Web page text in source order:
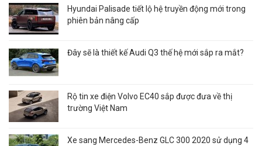
Hyundai Palisade tiết lộ hệ truyền động mới trong
phiên bản nâng cấp
Đây sẽ là thiết kế Audi Q3 thế hệ mới sắp ra mắt?
Rộ tin xe điện Volvo EC40 sắp được đưa về thị
trường Việt Nam
Xe sang Mercedes-Benz GLC 300 2020 sử dụng 4